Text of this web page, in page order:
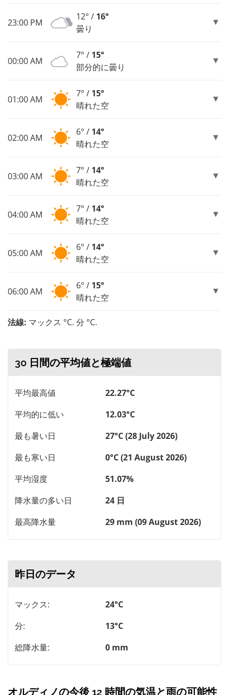
23:00 PM
12° / 16°
曇り
00:00 AM
7° / 15°
部分的に曇り
01:00 AM
7° / 15°
晴れた空
02:00 AM
6° / 14°
晴れた空
03:00 AM
7° / 14°
晴れた空
04:00 AM
7° / 14°
晴れた空
05:00 AM
6° / 14°
晴れた空
06:00 AM
6° / 15°
晴れた空
法線: マックス °C. 分 °C.
30 日間の平均値と極端値
平均最高値
22.27°C
平均的に低い
12.03°C
最も暑い日
27°C (28 July 2026)
最も寒い日
0°C (21 August 2026)
平均湿度
51.07%
降水量の多い日
24 日
最高降水量
29 mm (09 August 2026)
昨日のデータ
マックス:
24°C
分:
13°C
総降水量:
0 mm
オルディノの今後 12 時間の気温と雨の可能性